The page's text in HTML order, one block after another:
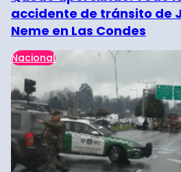
accidente de tránsito de
Neme en Las Condes
Nacional